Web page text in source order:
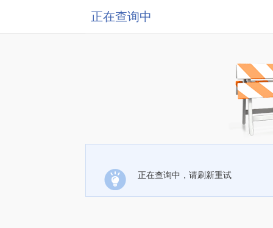
正在查询中
正在查询中，请刷新重试